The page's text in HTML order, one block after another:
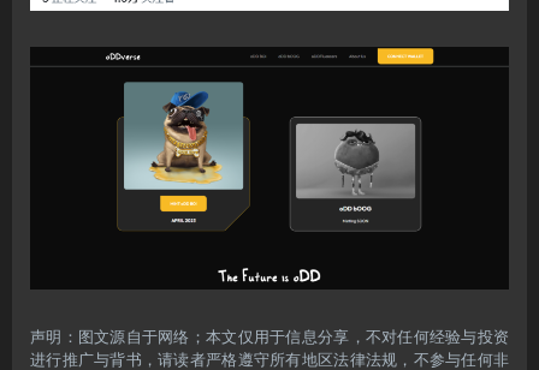
声明：图文源自于网络；本文仅用于信息分享，不对任何经验与投资
进行推广与背书，请读者严格遵守所有地区法律法规，不参与任何非